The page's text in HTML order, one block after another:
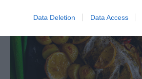
Data Deletion Data Access